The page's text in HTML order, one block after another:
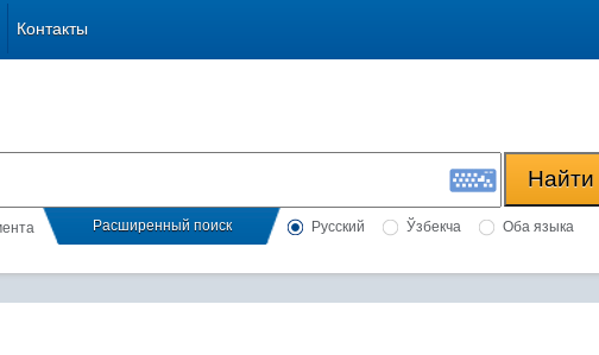
Контакты
Расширенный поиск Русский Ўзбекча Оба языка